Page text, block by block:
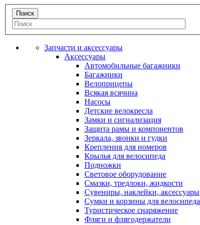
Запчасти и аксессуары
Аксессуары
Автомобильные багажники
Багажники
Велоприцепы
Всякая всячина
Насосы
Детские велокресла
Замки и сигнализация
Защита рамы и компонентов
Зеркала, звонки и гудки
Крепления для номеров
Крылья для велосипеда
Подножки
Световое оборудование
Смазки, тредлоки, жидкости
Сувениры, наклейки, аксессуары
Сумки и корзины для велосипеда
Туристическое снаряжение
Фляги и флягодержатели